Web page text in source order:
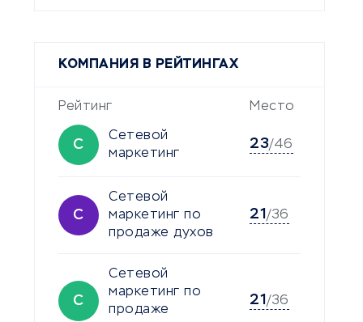
КОМПАНИЯ В РЕЙТИНГАХ
Рейтинг Место
С
Сетевой
маркетинг
23/46
С
Сетевой
маркетинг по
продаже духов
21/36
С
Сетевой
маркетинг по
продаже
21/36